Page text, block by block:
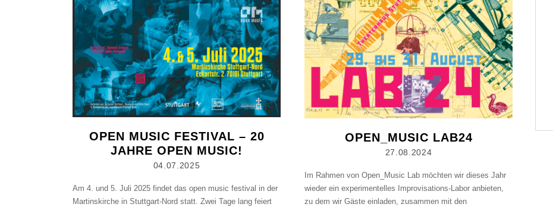
OPEN MUSIC FESTIVAL – 20
JAHRE OPEN MUSIC!
04.07.2025
Am 4. und 5. Juli 2025 findet das open music festival in der
Martinskirche in Stuttgart-Nord statt. Zwei Tage lang feiert
OPEN_MUSIC LAB24
27.08.2024
Im Rahmen von Open_Music Lab möchten wir dieses Jahr
wieder ein experimentelles Improvisations-Labor anbieten,
zu dem wir Gäste einladen, zusammen mit den